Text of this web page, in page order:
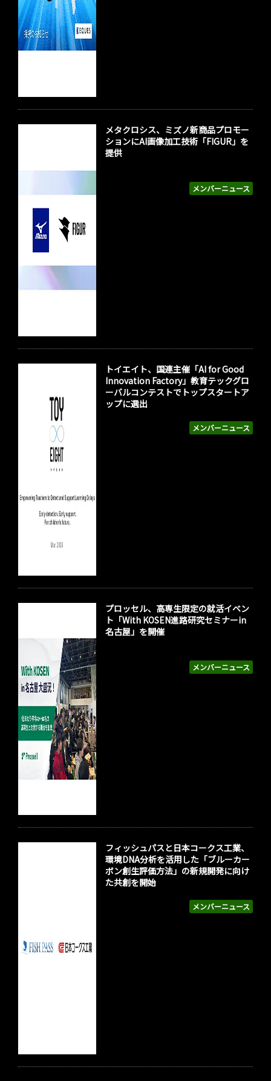
メンバーニュース
メタクロシス、ミズノ新商品プロモー
ションにAI画像加工技術「FIGUR」を
提供
メンバーニュース
トイエイト、国連主催「AI for Good
Innovation Factory」教育テックグロ
ーバルコンテストでトップスタートア
ップに選出
メンバーニュース
プロッセル、高専生限定の就活イベン
ト「With KOSEN進路研究セミナーin
名古屋」を開催
メンバーニュース
フィッシュパスと日本コークス工業、
環境DNA分析を活用した「ブルーカー
ボン創生評価方法」の新規開発に向け
た共創を開始